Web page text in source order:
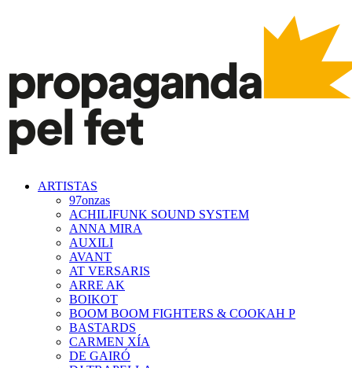
ARTISTAS
97onzas
ACHILIFUNK SOUND SYSTEM
ANNA MIRA
AUXILI
AVANT
AT VERSARIS
ARRE AK
BOIKOT
BOOM BOOM FIGHTERS & COOKAH P
BASTARDS
CARMEN XÍA
DE GAIRÓ